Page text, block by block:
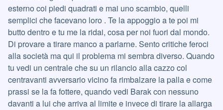
esterno coi piedi quadrati e mai uno scambio, quelli
semplici che facevano loro . Te la appoggio a te poi mi
butto dentro e tu me la ridai, cosa per noi fuori dal mondo.
Di provare a tirare manco a parlarne. Sento critiche feroci
alla società ma qui il problema mi sembra diverso. Quando
tu vedi un centrale che su un rilancio alla cazzo col
centravanti avversario vicino fa rimbalzare la palla e come
prassi se la fa fottere, quando vedi Barak con nessuno
davanti a lui che arriva al limite e invece di tirare la allarga